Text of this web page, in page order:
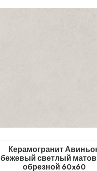
Керамогранит
бежевый светлый
обрезной 60x60